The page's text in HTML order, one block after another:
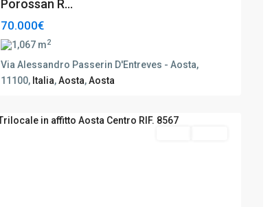
Porossan R...
70.000€
1,067 m2
Via Alessandro Passerin D'Entreves - Aosta,
11100, Italia,Aosta,Aosta
Aosta,